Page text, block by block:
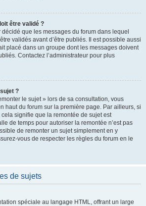
être validé ?
décidé que les messages du forum dans lequel
validés avant d’être publiés. Il est possible aussi
placé dans un groupe dont les messages doivent
Contactez l’administrateur pour plus
?
le sujet » lors de sa consultation, vous
haut du forum sur la première page. Par ailleurs, si
signifie que la remontée de sujet est
de temps pour autoriser la remontée n’est pas
de remonter un sujet simplement en y
vous de respecter les règles du forum en le
de sujets
spéciale au langage HTML, offrant un large